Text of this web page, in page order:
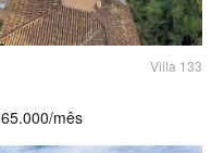
Villa 133
65.000/mês